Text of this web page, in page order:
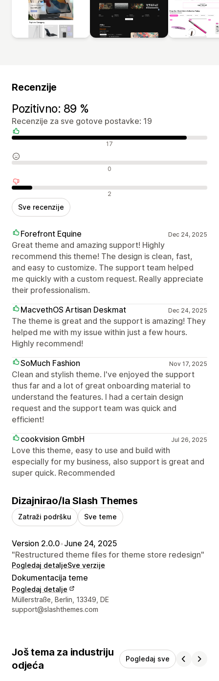
Recenzije
Pozitivno: 89 %
Recenzije za sve gotove postavke: 19
Pozitivne recenzije 17
Neutralne recenzije 0
Negativne recenzije 2
Sve recenzije
Forefront Equine Dec 24, 2025
Great theme and amazing support! Highly
recommend this theme! The design is clean, fast,
and easy to customize. The support team helped
me quickly with a custom request. Really appreciate
their professionalism.
MacvethOS Artisan Deskmat
Dec 24, 2025
The theme is great and the support is amazing! They
helped me with my issue within just a few hours.
Highly recommend!
SoMuch Fashion
Nov 17, 2025
Clean and stylish theme. I've enjoyed the support
thus far and a lot of great onboarding material to
understand the features. I had a certain design
request and the support team was quick and
efficient!
cookvision GmbH
Jul 26, 2025
Love this theme, easy to use and build with
especially for my business, also support is great and
super quick. Recommended
Dizajnirao/la Slash Themes
Zatraži podršku Sve teme
Version 2.0.0•June 24, 2025
"Restructured theme files for theme store redesign"
Pogledaj detaljeSve verzije
Dokumentacija teme
Pogledaj detalje
Podaci za kontakt dizajnera
Müllerstraße, Berlin, 13349, DE
support@slashthemes.com
Još tema za industriju
odjeća
Pogledaj sve